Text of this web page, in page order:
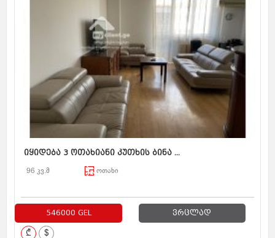
იყიდება 3 ოთახიანი კუთხის ბინა ...
96 კვ.მ ოთახი
546000 GEL ვრცლად
₾ $